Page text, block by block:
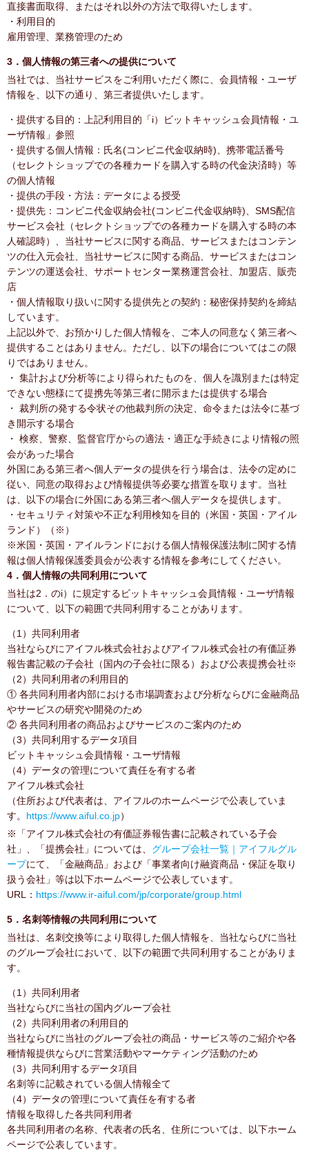
直接書面取得、またはそれ以外の方法で取得いたします。
・利用目的
雇用管理、業務管理のため
3．個人情報の第三者への提供について
当社では、当社サービスをご利用いただく際に、会員情報・ユーザ
情報を、以下の通り、第三者提供いたします。
・提供する目的：上記利用目的「i）ビットキャッシュ会員情報・ユ
ーザ情報」参照
・提供する個人情報：氏名(コンビニ代金収納時)、携帯電話番号
（セレクトショップでの各種カードを購入する時の代金決済時）等
の個人情報
・提供の手段・方法：データによる授受
・提供先：コンビニ代金収納会社(コンビニ代金収納時)、SMS配信
サービス会社（セレクトショップでの各種カードを購入する時の本
人確認時）、当社サービスに関する商品、サービスまたはコンテン
ツの仕入元会社、当社サービスに関する商品、サービスまたはコン
テンツの運送会社、サポートセンター業務運営会社、加盟店、販売
店
・個人情報取り扱いに関する提供先との契約：秘密保持契約を締結
しています。
上記以外で、お預かりした個人情報を、ご本人の同意なく第三者へ
提供することはありません。ただし、以下の場合についてはこの限
りではありません。
・ 集計および分析等により得られたものを、個人を識別または特定
できない態様にて提携先等第三者に開示または提供する場合
・ 裁判所の発する令状その他裁判所の決定、命令または法令に基づ
き開示する場合
・ 検察、警察、監督官庁からの適法・適正な手続きにより情報の照
会があった場合
外国にある第三者へ個人データの提供を行う場合は、法令の定めに
従い、同意の取得および情報提供等必要な措置を取ります。当社
は、以下の場合に外国にある第三者へ個人データを提供します。
・セキュリティ対策や不正な利用検知を目的（米国・英国・アイル
ランド）（※）
※米国・英国・アイルランドにおける個人情報保護法制に関する情
報は個人情報保護委員会が公表する情報を参考にしてください。
4．個人情報の共同利用について
当社は2．のi）に規定するビットキャッシュ会員情報・ユーザ情報
について、以下の範囲で共同利用することがあります。
（1）共同利用者
当社ならびにアイフル株式会社およびアイフル株式会社の有価証券
報告書記載の子会社（国内の子会社に限る）および公表提携会社※
（2）共同利用者の利用目的
① 各共同利用者内部における市場調査および分析ならびに金融商品
やサービスの研究や開発のため
② 各共同利用者の商品およびサービスのご案内のため
（3）共同利用するデータ項目
ビットキャッシュ会員情報・ユーザ情報
（4）データの管理について責任を有する者
アイフル株式会社
（住所および代表者は、アイフルのホームページで公表していま
す。 https://www.aiful.co.jp）
※「アイフル株式会社の有価証券報告書に記載されている子会
社」、「提携会社」については、 グループ会社一覧｜アイフルグル
ープにて、「金融商品」および「事業者向け融資商品・保証を取り
扱う会社」等は以下ホームページで公表しています。
URL： https://www.ir-aiful.com/jp/corporate/group.html
5．名刺等情報の共同利用について
当社は、名刺交換等により取得した個人情報を、当社ならびに当社
のグループ会社において、以下の範囲で共同利用することがありま
す。
（1）共同利用者
当社ならびに当社の国内グループ会社
（2）共同利用者の利用目的
当社ならびに当社のグループ会社の商品・サービス等のご紹介や各
種情報提供ならびに営業活動やマーケティング活動のため
（3）共同利用するデータ項目
名刺等に記載されている個人情報全て
（4）データの管理について責任を有する者
情報を取得した各共同利用者
各共同利用者の名称、代表者の氏名、住所については、以下ホーム
ページで公表しています。